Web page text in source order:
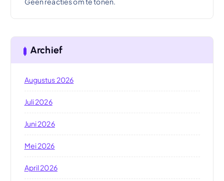
Archief
Augustus 2026
Juli 2026
Juni 2026
Mei 2026
April 2026